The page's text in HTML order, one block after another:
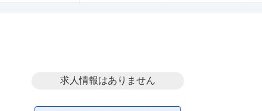
求人情報はありません